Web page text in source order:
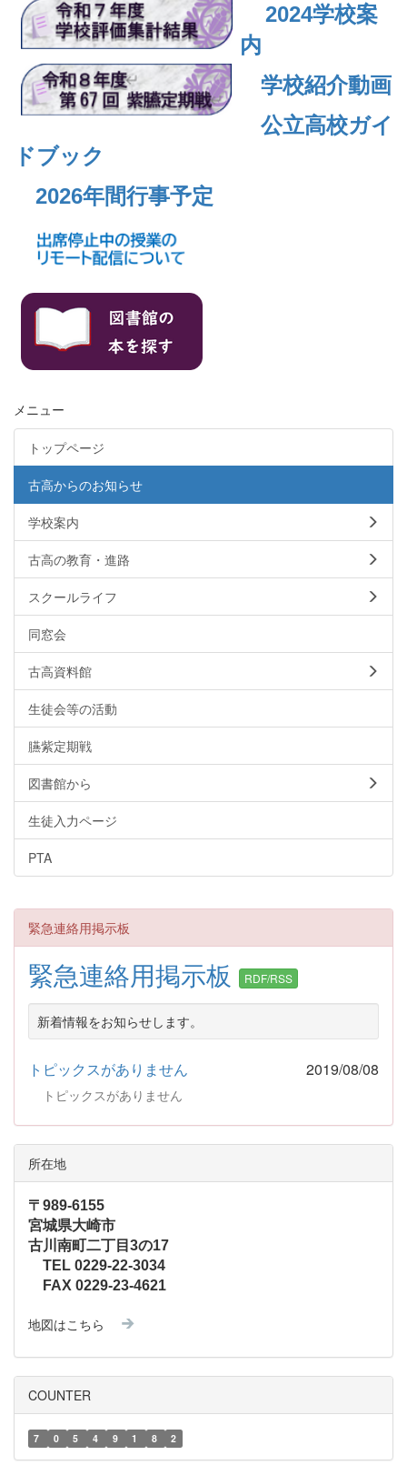
2024学校案
内
学校紹介動画
公立高校ガイ
ドブック
2026年間行事予定
メニュー
トップページ
古高からのお知らせ
学校案内
古高の教育・進路
スクールライフ
同窓会
古高資料館
生徒会等の活動
臙紫定期戦
図書館から
生徒入力ページ
PTA
緊急連絡用掲示板
緊急連絡用掲示板 RDF/RSS
新着情報をお知らせします。
トピックスがありません 2019/08/08
トピックスがありません
所在地
〒989-6155
宮城県大崎市
古川南町二丁目3の17
TEL 0229-22-3034
FAX 0229-23-4621
地図はこちら
COUNTER
7 0 5 4 9 1 8 2